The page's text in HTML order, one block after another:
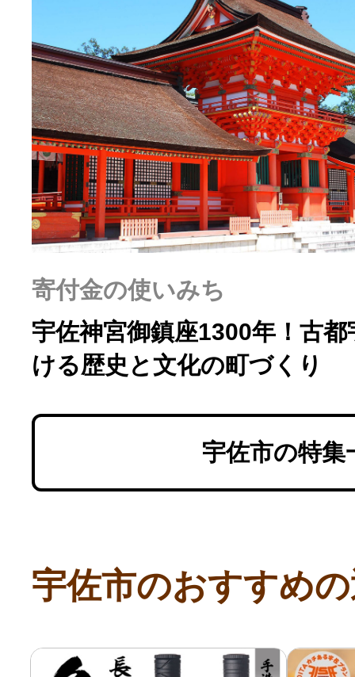
個人事業主・フリーラン
個人事業・フリーランス
ふるさと納税の基礎知識
10秒ぴったり診断
自治体直営サイト特集
よくあるご質問
寄付金の使いみち
宇佐神宮御鎮座1300年！古
ける歴史と文化の町づくり
宇佐市の特集
宇佐市のおすすめ